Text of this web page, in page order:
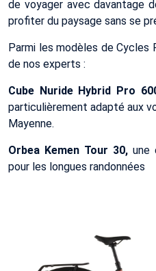
de voyager avec davantage
profiter du paysage sans se
Parmi les modèles de Cycles
de nos experts :
Cube Nuride Hybrid Pro
particulièrement adapté aux
Mayenne.
Orbea Kemen Tour 30, une
pour les longues randonnées